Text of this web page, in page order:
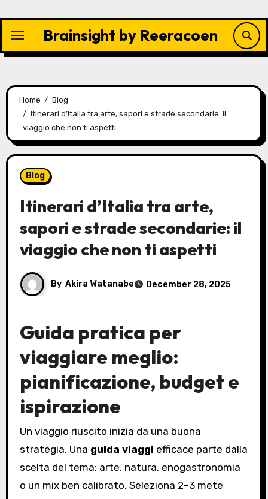
content
Brainsight by Reeracoen
Home
Blog
Itinerari d’Italia tra arte, sapori e strade secondarie: il
viaggio che non ti aspetti
Blog
Itinerari d’Italia tra arte,
sapori e strade secondarie: il
viaggio che non ti aspetti
By Akira Watanabe December 28, 2025
Guida pratica per
viaggiare meglio:
pianificazione, budget e
ispirazione
Un viaggio riuscito inizia da una buona
strategia. Una guida viaggi efficace parte dalla
scelta del tema: arte, natura, enogastronomia
o un mix ben calibrato. Seleziona 2–3 mete